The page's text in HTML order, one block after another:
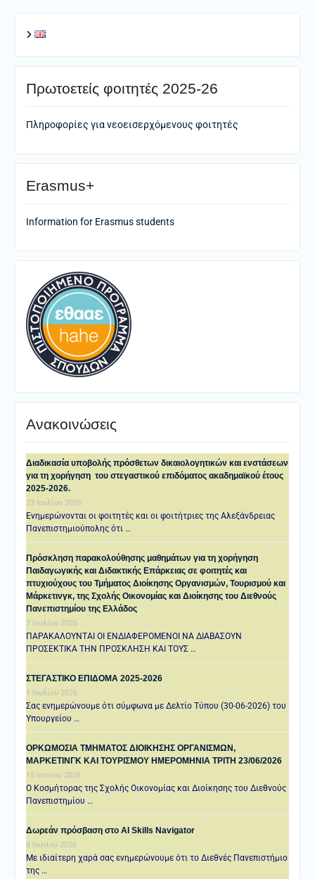
Πρωτοετείς φοιτητές 2025-26
Πληροφορίες για νεοεισερχόμενους φοιτητές
Erasmus+
Information for Erasmus students
Ανακοινώσεις
Διαδικασία υποβολής πρόσθετων δικαιολογητικών και ενστάσεων
για τη χορήγηση του στεγαστικού επιδόματος ακαδημαϊκού έτους
2025-2026.
23 Ιουλίου 2026
Ενημερώνονται οι φοιτητές και οι φοιτήτριες της Αλεξάνδρειας
Πανεπιστημιούπολης ότι …
Πρόσκληση παρακολούθησης μαθημάτων για τη χορήγηση
Παιδαγωγικής και Διδακτικής Επάρκειας σε φοιτητές και
πτυχιούχους του Τμήματος Διοίκησης Οργανισμών, Τουρισμού και
Μάρκετινγκ, της Σχολής Οικονομίας και Διοίκησης του Διεθνούς
Πανεπιστημίου της Ελλάδος
7 Ιουλίου 2026
ΠΑΡΑΚΑΛΟΥΝΤΑΙ ΟΙ ΕΝΔΙΑΦΕΡΟΜΕΝΟΙ ΝΑ ΔΙΑΒΑΣΟΥΝ
ΠΡΟΣΕΚΤΙΚΑ ΤΗΝ ΠΡΟΣΚΛΗΣΗ ΚΑΙ ΤΟΥΣ …
ΣΤΕΓΑΣΤΙΚΟ ΕΠΙΔΟΜΑ 2025-2026
1 Ιουλίου 2026
Σας ενημερώνουμε ότι σύμφωνα με Δελτίο Τύπου (30-06-2026) του
Υπουργείου …
ΟΡΚΩΜΟΣΙΑ ΤΜΗΜΑΤΟΣ ΔΙΟΙΚΗΣΗΣ ΟΡΓΑΝΙΣΜΩΝ,
ΜΑΡΚΕΤΙΝΓΚ ΚΑΙ ΤΟΥΡΙΣΜΟΥ ΗΜΕΡΟΜΗΝΙΑ TΡΙΤΗ 23/06/2026
15 Ιουνίου 2026
Ο Κοσμήτορας της Σχολής Οικονομίας και Διοίκησης του Διεθνούς
Πανεπιστημίου …
Δωρεάν πρόσβαση στο AI Skills Navigator
8 Ιουνίου 2026
Με ιδιαίτερη χαρά σας ενημερώνουμε ότι το Διεθνές Πανεπιστήμιο
της …